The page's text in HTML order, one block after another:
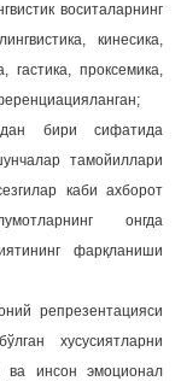
воситаларнинг
кинесика,
гастика, проксемика,
бири сифатида
тамойиллари
каби ахборот
онгда
фарқланиши
репрезентацияси
хусусиятларни
ва инсон эмоционал